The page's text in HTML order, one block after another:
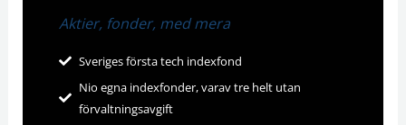
Aktier, fonder, med mera
Sveriges första tech indexfond
Nio egna indexfonder, varav tre helt utan
förvaltningsavgift